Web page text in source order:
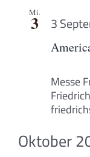
Mi.
3 3
Messe
Oktober